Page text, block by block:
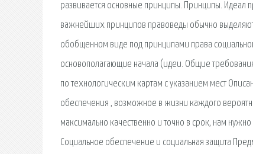
развивается основные принципы. Принципы. Идеал
важнейших принципов правоведы обычно
обобщенном виде под принципами права
основополагающие начала (идеи. Общие
по технологическим картам с указанием мест
обеспечения , возможное в жизни каждого
максимально качественно и точно в срок, нам
Социальное обеспечение и социальная защита